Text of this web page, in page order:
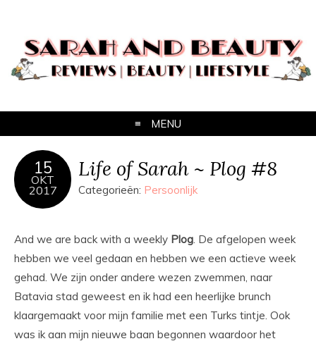
MENU
15
OKT
2017
Life of Sarah ~ Plog #8
Categorieën: Persoonlijk
And we are back with a weekly Plog. De afgelopen week
hebben we veel gedaan en hebben we een actieve week
gehad. We zijn onder andere wezen zwemmen, naar
Batavia stad geweest en ik had een heerlijke brunch
klaargemaakt voor mijn familie met een Turks tintje. Ook
was ik aan mijn nieuwe baan begonnen waardoor het